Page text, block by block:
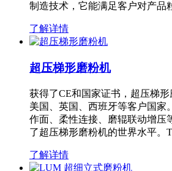
制造技术，它能满足客户对产
了解详情
超压梯形磨粉机
获得了CE和国家证书，超压梯形
美国、英国、西班牙等客户国家
作面、柔性连接、磨辊联动增压
了超压梯形磨粉机的世界水平
了解详情